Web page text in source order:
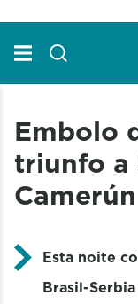
Embolo
triunfo a
Esta noite
Brasil-Serbia